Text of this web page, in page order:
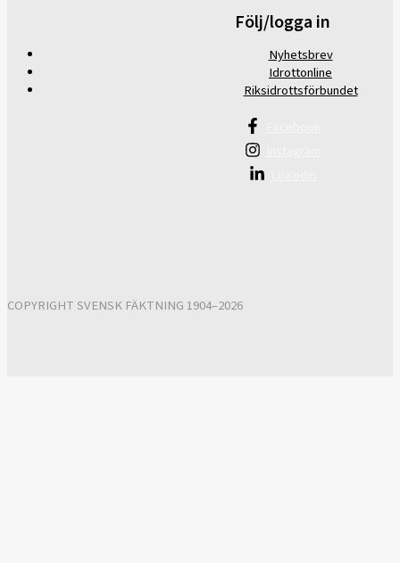
Följ/logga in
Nyhetsbrev
Idrottonline
Riksidrottsförbundet
COPYRIGHT SVENSK FÄKTNING 1904–2026